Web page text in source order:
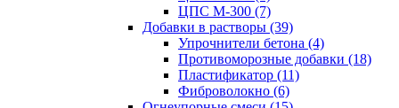
ЦПС М-300 (7)
Добавки в растворы (39)
Упрочнители бетона (4)
Противоморозные добавки (18)
Пластификатор (11)
Фиброволокно (6)